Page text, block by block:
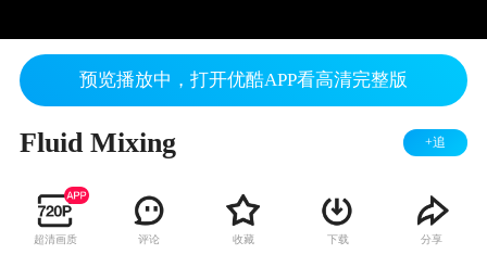
预览播放中，打开优酷APP看高清完整版
Fluid Mixing +追
超清画质 评论 收藏 下载 分享